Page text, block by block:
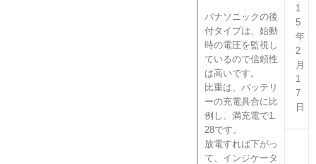
パナソニックの後
付タイプは、始動
時の電圧を監視し
ているので信頼性
は高いです。
比重は、バッテリ
ーの充電具合に比
例し、満充電で1.
28です。
放電すれば下がっ
て、インジケータ
1
5
年
2
月
1
7
日